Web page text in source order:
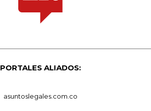
PORTALES ALIADOS:
asuntoslegales.com.co